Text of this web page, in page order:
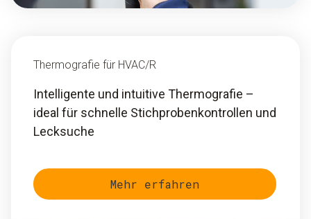
Thermografie für HVAC/R
Intelligente und intuitive Thermografie –
ideal für schnelle Stichprobenkontrollen und
Lecksuche
Mehr erfahren